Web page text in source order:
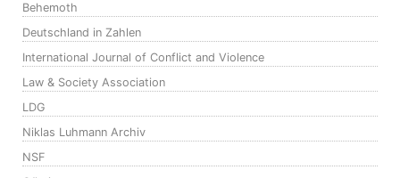
Behemoth
Deutschland in Zahlen
International Journal of Conflict and Violence
Law & Society Association
LDG
Niklas Luhmann Archiv
NSF